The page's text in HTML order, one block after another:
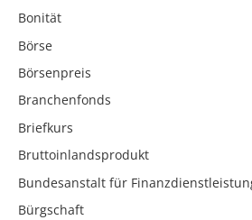
Bonität
Börse
Börsenpreis
Branchenfonds
Briefkurs
Bruttoinlandsprodukt
Bundesanstalt für
Bürgschaft